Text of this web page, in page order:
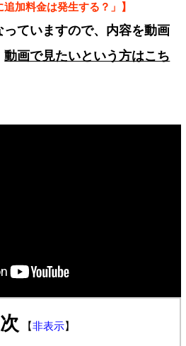
加料金は発生する？」】
ていますので、内容を動画
動画で見たいという方はこち
【非表示】